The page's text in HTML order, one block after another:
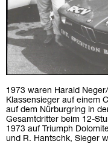
1973 waren Harald
Klassensieger auf einem
auf dem Nürburgring in
Gesamtdritter beim 12-
1973 auf Triumph
und R. Hantschk, Sieger